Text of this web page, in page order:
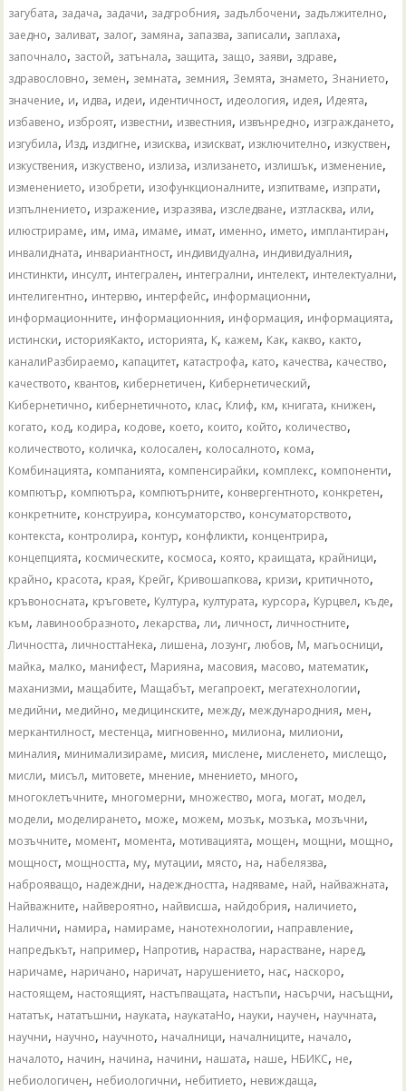
загубата, задача, задачи, задгробния, задълбочени, задължително,
заедно, заливат, залог, замяна, запазва, записали, заплаха,
започнало, застой, затънала, защита, защо, заяви, здраве,
здравословно, земен, земната, земния, Земята, знамето, Знанието,
значение, и, идва, идеи, идентичност, идеология, идея, Идеята,
избавено, изброят, известни, известния, извънредно, изграждането,
изгубила, Изд, издигне, изисква, изискват, изключително, изкуствен,
изкуствения, изкуствено, излиза, излизането, излишък, изменение,
изменението, изобрети, изофункционалните, изпитваме, изпрати,
изпълнението, изражение, изразява, изследване, изтласква, или,
илюстрираме, им, има, имаме, имат, именно, името, имплантиран,
инвалидната, инвариантност, индивидуална, индивидуалния,
инстинкти, инсулт, интегрален, интегрални, интелект, интелектуални,
интелигентно, интервю, интерфейс, информационни,
информационните, информационния, информация, информацията,
истински, историяКакто, историята, К, кажем, Как, какво, както,
каналиРазбираемо, капацитет, катастрофа, като, качества, качество,
качеството, квантов, кибернетичен, Кибернетический,
Кибернетично, кибернетичното, клас, Клиф, км, книгата, книжен,
когато, код, кодира, кодове, което, които, който, количество,
количеството, количка, колосален, колосалното, кома,
Комбинацията, компанията, компенсирайки, комплекс, компоненти,
компютър, компютъра, компютърните, конвергентното, конкретен,
конкретните, конструира, консуматорство, консуматорството,
контекста, контролира, контур, конфликти, концентрира,
концепцията, космическите, космоса, която, краищата, крайници,
крайно, красота, края, Крейг, Кривошапкова, кризи, критичното,
кръвоносната, кръговете, Култура, културата, курсора, Курцвел, къде,
към,лавинообразното,лекарства,ли,личност,личностните,
Личността,личносттаНека,лишена,лозунг,любов, М, магьосници,
майка, малко, манифест, Марияна, масовия, масово, математик,
маханизми, мащабите, Мащабът, мегапроект, мегатехнологии,
медийни, медийно, медицинските, между, международния, мен,
меркантилност, местенца, мигновенно, милиона, милиони,
миналия, минимализираме, мисия, мислене, мисленето, мислещо,
мисли, мисъл, митовете, мнение, мнението, много,
многоклетъчните, многомерни, множество, мога, могат, модел,
модели, моделирането, може, можем, мозък, мозъка, мозъчни,
мозъчните, момент, момента, мотивацията, мощен, мощни, мощно,
мощност, мощността, му, мутации, място, на, набелязва,
наброяващо, надеждни, надеждността, надяваме, най, найважната,
Найважните, найвероятно, найвисша, найдобрия, наличието,
Налични, намира, намираме, нанотехнологии, направление,
напредъкът, например, Напротив, нараства, нарастване, наред,
наричаме, наричано, наричат, нарушението, нас, наскоро,
настоящем, настоящият, настъпващата, настъпи, насърчи, насъщни,
нататък, нататъшни, науката, наукатаНо, науки, научен, научната,
научни, научно, научното, началници, началниците, начало,
началото, начин, начина, начини, нашата, наше, НБИКС, не,
небиологичен, небиологични, небитието, невиждаща,